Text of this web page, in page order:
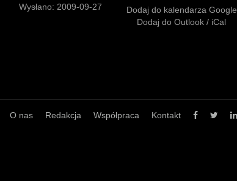
Wysłano: 2009-09-27
Dodaj do kalendarza Google
Dodaj do Outlook / iCal
O nas Redakcja Współpraca Kontakt